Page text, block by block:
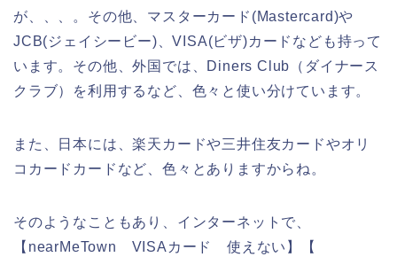
が、、、。その他、マスターカード(Mastercard)や
JCB(ジェイシービー)、VISA(ビザ)カードなども持って
います。その他、外国では、Diners Club（ダイナース
クラブ）を利用するなど、色々と使い分けています。
また、日本には、楽天カードや三井住友カードやオリ
コカードカードなど、色々とありますからね。
そのようなこともあり、インターネットで、
【nearMeTown VISAカード 使えない】【